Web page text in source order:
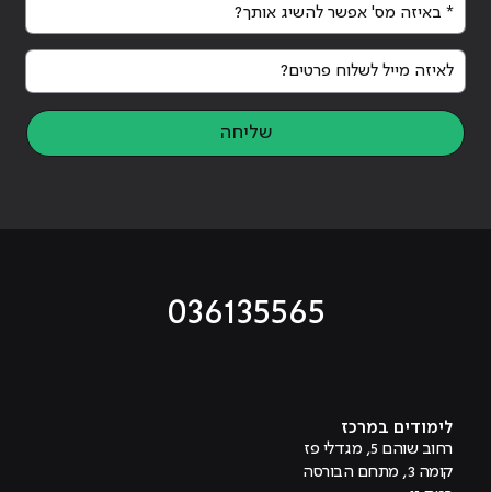
לאיזה מייל לשלוח פרטים?
שליחה
036135565
לימודים במרכז
רחוב שוהם 5, מגדלי פז
קומה 3, מתחם הבורסה